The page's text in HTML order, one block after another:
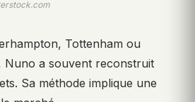
Tottenham ou
Nuno a souvent reconstruit
Sa méthode implique une